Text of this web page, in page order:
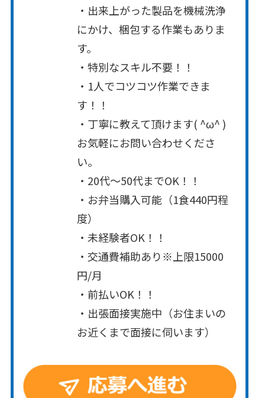
・出来上がった製品を機械洗浄
にかけ、梱包する作業もありま
す。
・特別なスキル不要！！
・1人でコツコツ作業できま
す！！
・丁寧に教えて頂けます( ^ω^ )
お気軽にお問い合わせくださ
い。
・20代～50代までOK！！
・お弁当購入可能（1食440円程
度）
・未経験者OK！！
・交通費補助あり※上限15000
円/月
・前払いOK！！
・出張面接実施中（お住まいの
お近くまで面接に伺います）